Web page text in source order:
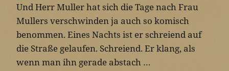
Und Herr Muller hat sich die Tage nach Frau
Mullers verschwinden ja auch so komisch
benommen. Eines Nachts ist er schreiend auf
die Straße gelaufen. Schreiend. Er klang, als
wenn man ihn gerade abstach …